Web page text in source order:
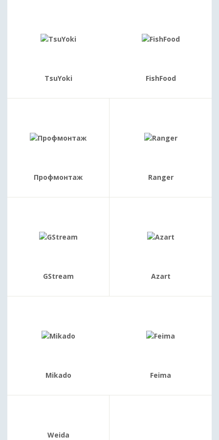
TsuYoki FishFood
Профмонтаж Ranger
GStream Azart
Mikado Feima
Weida